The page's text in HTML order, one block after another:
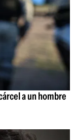
a un hombre